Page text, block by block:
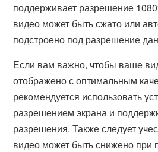
поддерживает разрешение
видео может быть сжато или
подстроено под разрешение
Если вам важно, чтобы ваше
отображено с оптимальным
рекомендуется использовать
разрешением экрана и
разрешения. Также следует
видео может быть снижено при